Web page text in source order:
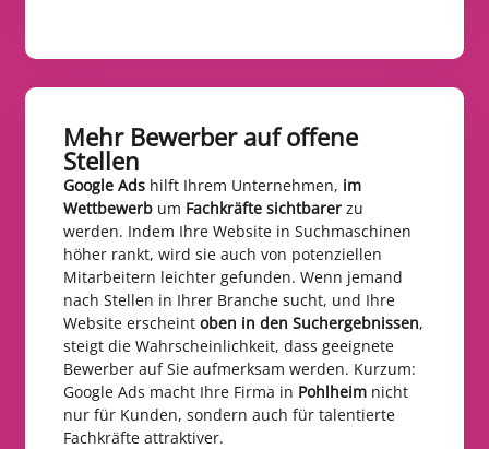
Mehr Bewerber auf offene
Stellen​
Google Ads hilft Ihrem Unternehmen, im
Wettbewerb um Fachkräfte sichtbarer zu
werden. Indem Ihre Website in Suchmaschinen
höher rankt, wird sie auch von potenziellen
Mitarbeitern leichter gefunden. Wenn jemand
nach Stellen in Ihrer Branche sucht, und Ihre
Website erscheint oben in den Suchergebnissen,
steigt die Wahrscheinlichkeit, dass geeignete
Bewerber auf Sie aufmerksam werden. Kurzum:
Google Ads macht Ihre Firma in Pohlheim nicht
nur für Kunden, sondern auch für talentierte
Fachkräfte attraktiver.